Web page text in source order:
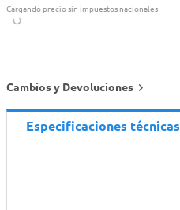
Cargando precio sin impuestos nacionales
Cambios y Devoluciones
Especificaciones técnicas